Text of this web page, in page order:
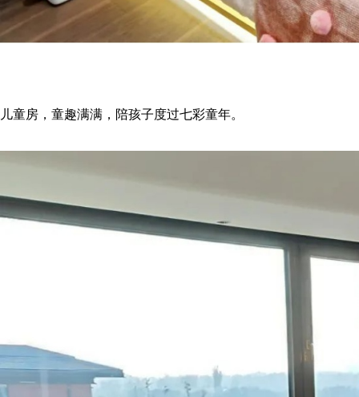
儿童房，童趣满满，陪孩子度过七彩童年。